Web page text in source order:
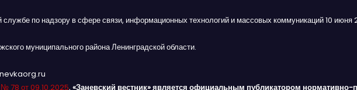
службе по надзору в сфере связи, информационных технологий и массовых коммуникаций 10 июня
муниципального района Ленинградской области.
№ 78 от 09.10.2025, «Заневский вестник» является официальным публикатором нормативно-